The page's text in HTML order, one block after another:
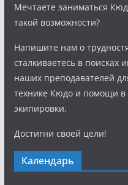
Мечтаете заниматься
такой возможности?
Напишите нам о
сталкиваетесь в
наших преподавателей
технике Кюдо и помощи в
экипировки.
Достигни своей цели!
Календарь